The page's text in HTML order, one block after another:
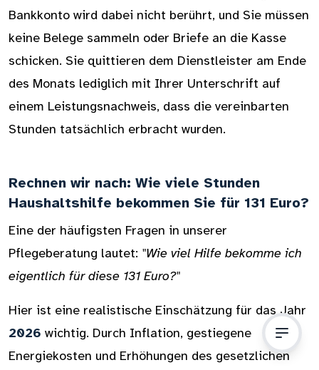
Bankkonto wird dabei nicht berührt, und Sie müssen
keine Belege sammeln oder Briefe an die Kasse
schicken. Sie quittieren dem Dienstleister am Ende
des Monats lediglich mit Ihrer Unterschrift auf
einem Leistungsnachweis, dass die vereinbarten
Stunden tatsächlich erbracht wurden.
Rechnen wir nach: Wie viele Stunden
Haushaltshilfe bekommen Sie für 131 Euro?
Eine der häufigsten Fragen in unserer
Pflegeberatung lautet: "Wie viel Hilfe bekomme ich
eigentlich für diese 131 Euro?"
Hier ist eine realistische Einschätzung für das Jahr
2026 wichtig. Durch Inflation, gestiegene
Energiekosten und Erhöhungen des gesetzlichen